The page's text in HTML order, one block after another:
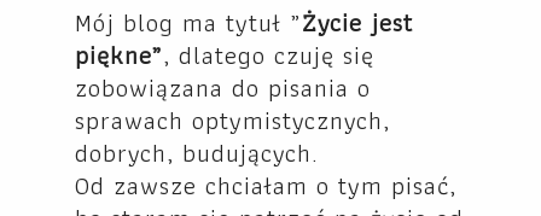
Mój blog ma tytuł „Życie jest
piękne”, dlatego czuję się
zobowiązana do pisania o
sprawach optymistycznych,
dobrych, budujących.
Od zawsze chciałam o tym pisać,